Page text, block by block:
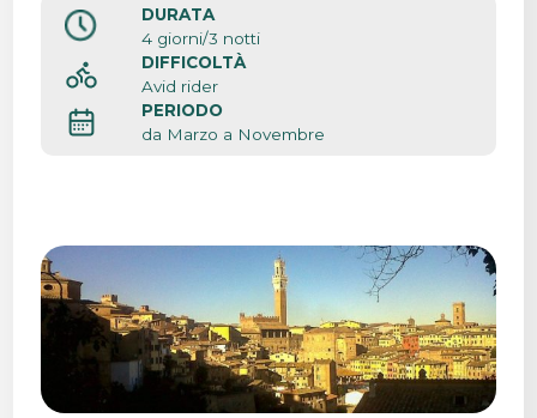
DURATA
4 giorni/3 notti
DIFFICOLTÀ
Avid rider
PERIODO
da Marzo a Novembre